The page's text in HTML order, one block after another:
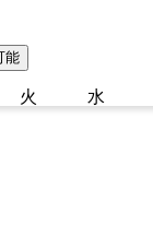
能
火 水